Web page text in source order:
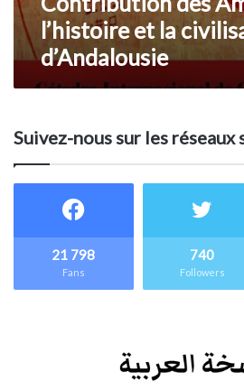
l’histoire et la
d’Andalousie
Suivez-nous sur les réseaux
21 798
Fans
740
Followers